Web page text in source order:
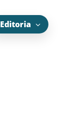
Editoria